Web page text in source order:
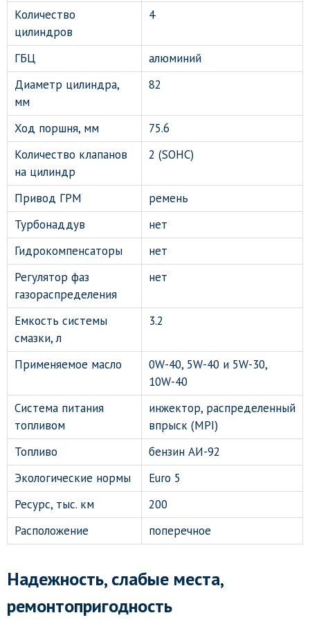
Количество
цилиндров
4
ГБЦ
алюминий
Диаметр цилиндра,
мм
82
Ход поршня, мм
75.6
Количество клапанов
на цилиндр
2 (SOHC)
Привод ГРМ
ремень
Турбонаддув
нет
Гидрокомпенсаторы
нет
Регулятор фаз
газораспределения
нет
Емкость системы
смазки, л
3.2
Применяемое масло
0W-40, 5W-40 и 5W-30,
10W-40
Система питания
топливом
инжектор, распределенный
впрыск (MPI)
Топливо
бензин АИ-92
Экологические нормы
Euro 5
Ресурс, тыс. км
200
Расположение
поперечное
Надежность, слабые места,
ремонтопригодность